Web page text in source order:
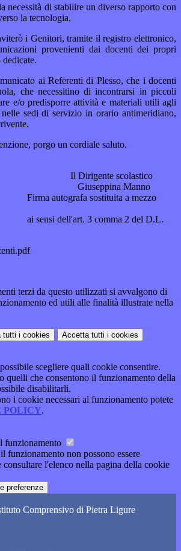
necessità di stabilire un diverso rapporto con
la tecnologia.
i Genitori, tramite il registro elettronico,
provenienti dai docenti dei propri
ai Referenti di Plesso, che i docenti
che necessitino di incontrarsi in piccoli
e/o predisporre attività e materiali utili agli
sedi di servizio in orario antimeridiano,
porgo un cordiale saluto.
scolastico
Manno
sostituita a mezzo
3 comma 2 del D.L.
terzi da questo utilizzati si avvalgono di
ed utili alle finalità illustrate nella
tutti i cookies Accetta tutti i cookies
scegliere quali cookie consentire.
quelli che consentono il funzionamento della
disabilitarli.
i cookie necessari al funzionamento potete
POLICY.
funzionamento
funzionamento non possono essere
l'elenco nella pagina della cookie
preferenze
Comprensivo di Pietra Ligure